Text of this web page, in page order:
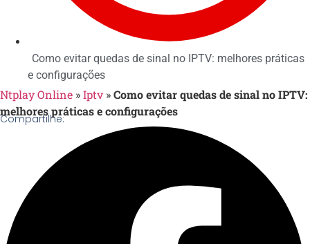
Como evitar quedas de sinal no IPTV: melhores práticas
e configurações
Ntplay Online »Iptv »Como evitar quedas de sinal no IPTV:
melhores práticas e configurações
Compartilhe: